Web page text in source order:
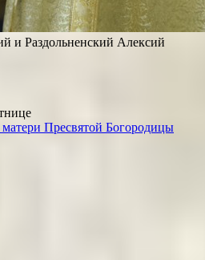
и Раздольненский Алексий
Пресвятой Богородицы